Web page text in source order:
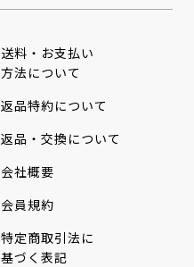
送料・お支払い
方法について
返品特約について
返品・交換について
会社概要
会員規約
特定商取引法に
基づく表記